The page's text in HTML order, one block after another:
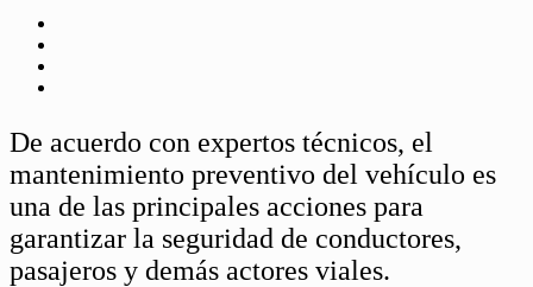
De acuerdo con expertos técnicos, el
mantenimiento preventivo del vehículo es
una de las principales acciones para
garantizar la seguridad de conductores,
pasajeros y demás actores viales.